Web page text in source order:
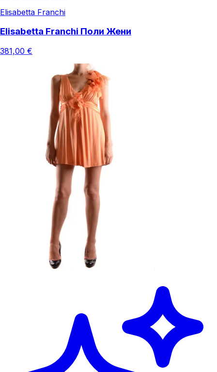
Elisabetta Franchi
Elisabetta Franchi Поли Жени
381,00 €